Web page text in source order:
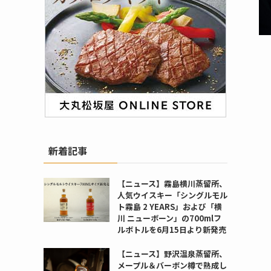
新着記事
【ニュース】霧島横川蒸留所、
人気ウイスキー「シングルモル
ト霧島 2 YEARS」および「横
川 ニューボーン」の700mlフ
ルボトルを6月15日より新発売
【ニュース】野沢温泉蒸留所、
メープル＆バーボン樽で熟成し